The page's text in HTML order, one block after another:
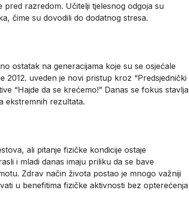
razredom. Učitelji tjelesnog odgoja su
čime su dovodili do dodatnog stresa.
ostatak na generacijama koje su se osjećale
2012. uveden je novi pristup kroz “Predsjednički
“Hajde da se krećemo!” Danas se fokus stavlja
ekstremnih rezultata.
ali pitanje fizičke kondicije ostaje
i mladi danas imaju priliku da se bave
Zdrav način života postao je mnogo važniji
u benefitima fizičke aktivnosti bez opterećenja